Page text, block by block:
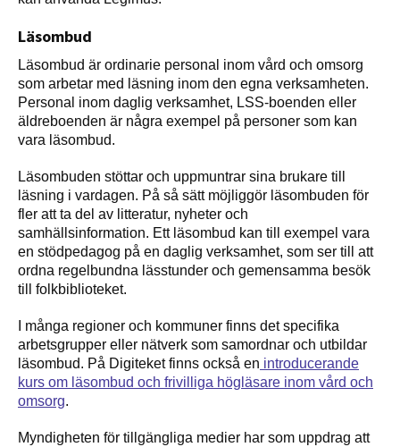
Läsombud
Läsombud är ordinarie personal inom vård och omsorg
som arbetar med läsning inom den egna verksamheten.
Personal inom daglig verksamhet, LSS-boenden eller
äldreboenden är några exempel på personer som kan
vara läsombud.
Läsombuden stöttar och uppmuntrar sina brukare till
läsning i vardagen. På så sätt möjliggör läsombuden för
fler att ta del av litteratur, nyheter och
samhällsinformation. Ett läsombud kan till exempel vara
en stödpedagog på en daglig verksamhet, som ser till att
ordna regelbundna lässtunder och gemensamma besök
till folkbiblioteket.
I många regioner och kommuner finns det specifika
arbetsgrupper eller nätverk som samordnar och utbildar
läsombud. På Digiteket finns också en introducerande
kurs om läsombud och frivilliga högläsare inom vård och
omsorg.
Myndigheten för tillgängliga medier har som uppdrag att